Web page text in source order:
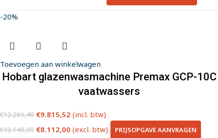
-20%
Toevoegen aan winkelwagen
Hobart glazenwasmachine Premax GCP-10C
vaatwassers
€12.269,40 €9.815,52 (incl. btw)
€10.140,00 €8.112,00 (excl. btw) PRIJSOPGAVE AANVRAGEN